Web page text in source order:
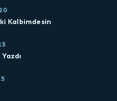
Kalbimdesin